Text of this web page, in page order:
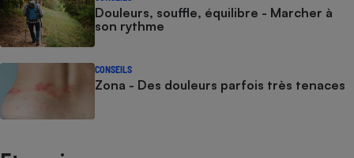
Douleurs, souffle, équilibre - Marcher à
son rythme
CONSEILS
Zona - Des douleurs parfois très tenaces